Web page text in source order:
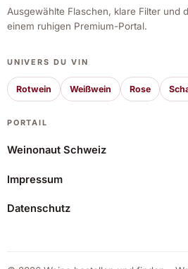
Ausgewählte Flaschen, klare Filter und
einem ruhigen Premium-Portal.
UNIVERS DU VIN
Rotwein Weißwein Rose
PORTAIL
Weinonaut Schweiz
Impressum
Datenschutz